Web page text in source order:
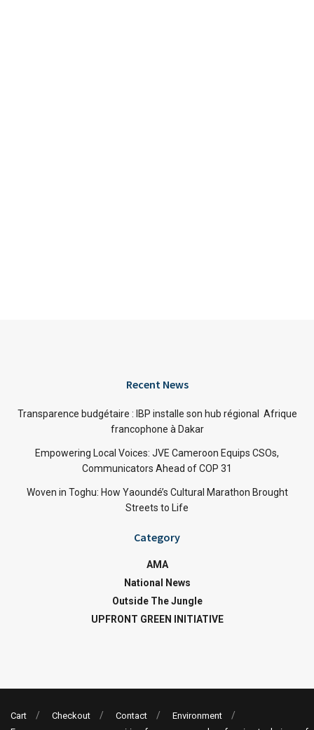
Recent News
Transparence budgétaire : IBP installe son hub régional Afrique
francophone à Dakar
Empowering Local Voices: JVE Cameroon Equips CSOs,
Communicators Ahead of COP 31
Woven in Toghu: How Yaoundé’s Cultural Marathon Brought
Streets to Life
Category
AMA
National News
Outside The Jungle
UPFRONT GREEN INITIATIVE
Cart Checkout Contact
Environment